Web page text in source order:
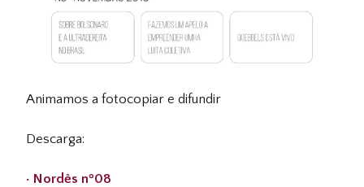
Animamos a fotocopiar e difundir
Descarga:
· Nordês nº08